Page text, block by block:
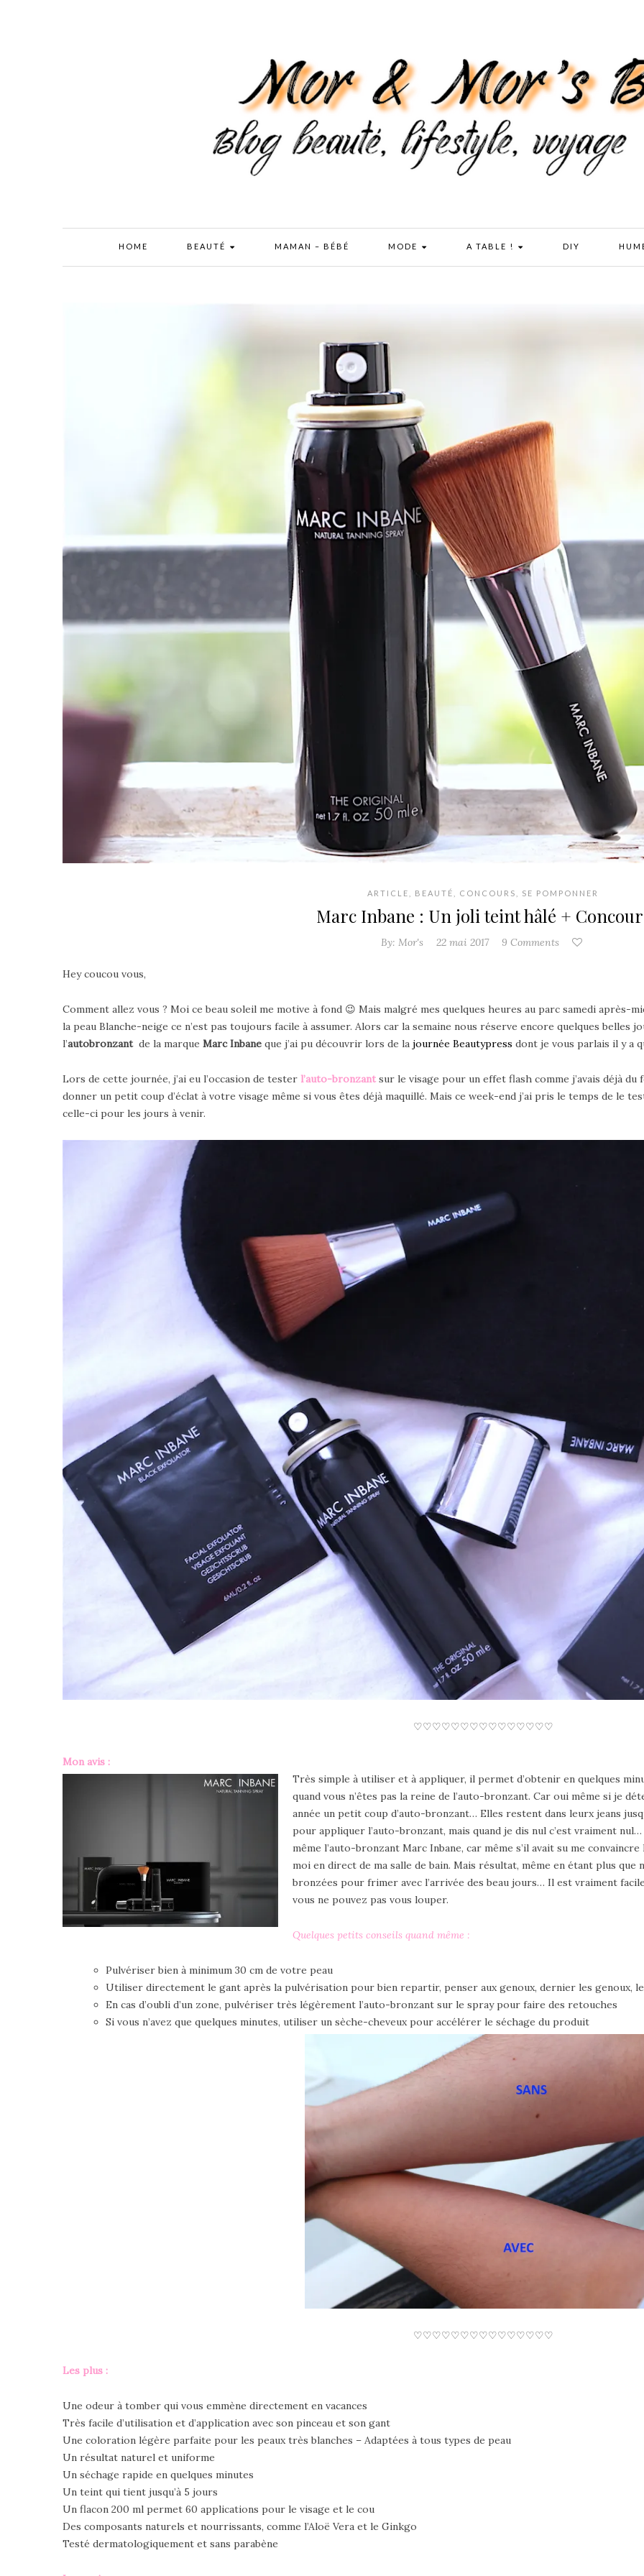
HOME BEAUTÉ MAMAN – BÉBÉ MODE A TABLE ! DIY
ARTICLE BEAUTÉ CONCOURS SE POMPONNER
Marc Inbane : Un joli teint hâlé +
By: Mor's 22 mai 2017 9 Comments
Hey coucou vous,
Comment allez vous ? Moi ce beau soleil me motive à fond 😉 Mais malgré mes quelques heures au parc samedi
la peau Blanche-neige ce n’est pas toujours facile à assumer. Alors car la semaine nous réserve encore quelques belles
l’autobronzant de la marque Marc Inbane que j’ai pu découvrir lors de la journée Beautypress dont je vous parlais il y a
Lors de cette journée, j’ai eu l’occasion de tester l’auto-bronzantsur le visage pour un effet flash comme j’avais déjà du
donner un petit coup d’éclat à votre visage même si vous êtes déjà maquillé. Mais ce week-end j’ai pris le temps de le
celle-ci pour les jours à venir.
♡♡♡♡♡♡♡♡♡♡♡♡♡♡♡
Mon avis :
Très simple à utiliser et à appliquer, il permet d’obtenir en quelques
quand vous n’êtes pas la reine de l’auto-bronzant. Car oui même si je
année un petit coup d’auto-bronzant… Elles restent dans leurx jeans
pour appliquer l’auto-bronzant, mais quand je dis nul c’est vraiment
même l’auto-bronzant Marc Inbane, car même s’il avait su me
moi en direct de ma salle de bain. Mais résultat, même en étant plus
bronzées pour frimer avec l’arrivée des beau jours… Il est vraiment
vous ne pouvez pas vous louper.
Quelques petits conseils quand même :
Pulvériser bien à minimum 30 cm de votre peau
Utiliser directement le gant après la pulvérisation pour bien repartir, penser aux genoux, dernier les genoux,
En cas d’oubli d’un zone, pulvériser très légèrement l’auto-bronzant sur le spray pour faire des retouches
Si vous n’avez que quelques minutes, utiliser un sèche-cheveux pour accélérer le séchage du produit
♡♡♡♡♡♡♡♡♡♡♡♡♡♡♡
Les plus :
Une odeur à tomber qui vous emmène directement en vacances
Très facile d’utilisation et d’application avec son pinceau et son gant
Une coloration légère parfaite pour les peaux très blanches – Adaptées à tous types de peau
Un résultat naturel et uniforme
Un séchage rapide en quelques minutes
Un teint qui tient jusqu’à 5 jours
Un flacon 200 ml permet 60 applications pour le visage et le cou
Des composants naturels et nourrissants, comme l’Aloë Vera et le Ginkgo
Testé dermatologiquement et sans parabène